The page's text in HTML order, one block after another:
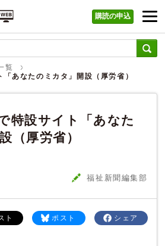
購読の申込
覧
あなたのミカタ」開設（厚労省）
特設サイト「あなた
（厚労省）
福祉新聞編集部
シェア
ポスト
ト